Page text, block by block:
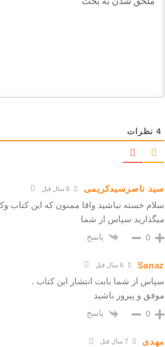
4 نظرات
سید ناصرسیدکریمی 6 سال قبل
سلام خسته نباشید واقا ممنون که این کتاب
میگذارید سپاس از شما
0 پاسخ
Sanaz 6 سال قبل
سپاس از شما بابت انتشار این کتاب .
موفق و پیروز باشید
0 پاسخ
مهدی